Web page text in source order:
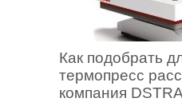
Как подобрать
термопресс
компания